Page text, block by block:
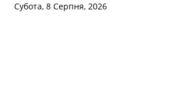
Субота, 8 Серпня, 2026